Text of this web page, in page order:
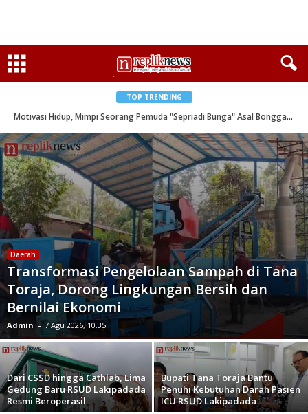
TOP TRENDING
Motivasi Hidup, Mimpi Seorang Pemuda "Sepriadi Bunga" Asal Bonggakaradeng
Daerah
Transformasi Pengelolaan Sampah di Tana
Toraja, Dorong Lingkungan Bersih dan
Bernilai Ekonomi
Admin - 7 Agu 2026, 10.35
Dari CSSD hingga Cathlab, Lima
Gedung Baru RSUD Lakipadada
Resmi Beroperasil
Bupati Tana Toraja Bantu
Penuhi Kebutuhan Darah Pasien
ICU RSUD Lakipadada